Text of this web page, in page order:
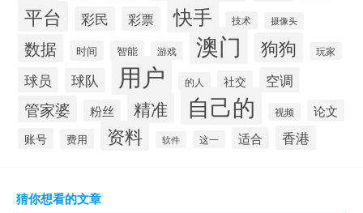
平台 彩民 彩票 快手 技术 摄像头
数据 时间 智能 游戏 澳门 狗狗 玩家
球员 球队 用户 的人 社交 空调
管家婆 粉丝 精准 自己的 视频 论文
账号 费用 资料 软件 这一 适合 香港
猜你想看的文章